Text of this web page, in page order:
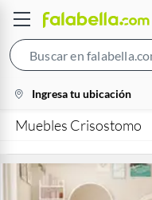
location-
icon
Ingresa tu ubicación
Muebles Crisostomo